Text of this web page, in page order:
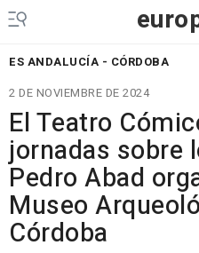
ES ANDALUCÍA - CÓRDOBA
2 DE NOVIEMBRE DE 2024
El Teatro
jornadas sobre
Pedro Abad
Museo
Córdoba